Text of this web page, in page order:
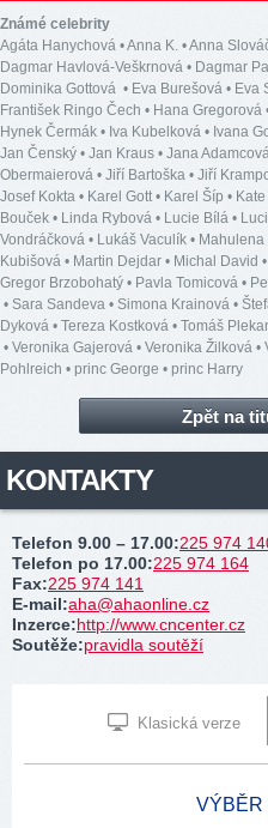
Známé celebrity
Agáta Hanychová •Anna K. •Anna
Dagmar Havlová-Veškrnová • Dagmar
Dominika Gottová • Eva Burešová • Eva
František Ringo Čech • Hana Gregorová
Hynek Čermák • Iva Kubelková • Ivana
Jan Čenský • Jan Kraus • Jana
Obermaierová • Jiří Bartoška • Jiří
Josef Kokta • Karel Gott• Karel Šíp •
Bouček • Linda Rybová • Lucie Bílá •
Vondráčková • Lukáš Vaculík •
Kubišová • Martin Dejdar • Michal David •
Gregor Brzobohatý • Pavla Tomicová •
• Sara Sandeva • Simona Krainová •
Dyková • Tereza Kostková • Tomáš
• Veronika Gajerová • Veronika Žilková •
Pohlreich • princ George • princ Harry
Zpět na
KONTAKTY
Telefon 9.00 – 17.00:225 974
Telefon po 17.00:225 974 164
Fax:225 974 141
E-mail:aha@ahaonline.cz
Inzerce:http://www.cncenter.cz
Soutěže:pravidla soutěží
Klasická verze
VÝBĚR